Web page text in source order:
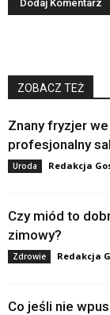
ZOBACZ TEŻ
Znany fryzjer
profesjonalny
Uroda Redakcja
Czy miód to
zimowy?
Zdrowie Redakcja
Co jeśli nie